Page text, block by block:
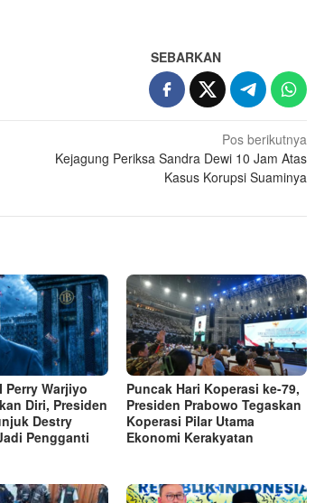
SEBARKAN
Pos berikutnya
Kejagung Periksa Sandra Dewi 10 Jam Atas
Kasus Korupsi Suaminya
Perry Warjiyo
Diri, Presiden
Destry
Pengganti
Puncak Hari Koperasi ke-79,
Presiden Prabowo Tegaskan
Koperasi Pilar Utama
Ekonomi Kerakyatan